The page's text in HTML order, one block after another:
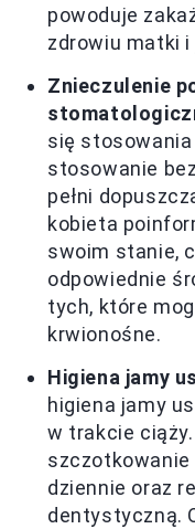
powoduje
zdrowiu matki i
Znieczulenie
się stosowania
stosowanie
pełni
kobieta
swoim stanie,
odpowiednie
tych, które
krwionośne.
Higiena jamy
higiena jamy
w trakcie
szczotkowanie
dziennie oraz
dentystyczną.